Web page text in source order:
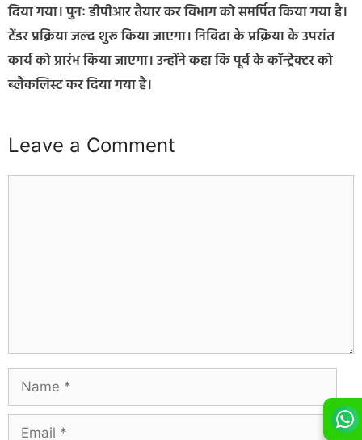
दिया गया। पुनः डीपीआर तैयार कर विभाग को समर्पित किया गया है।
टेंडर प्रक्रिया जल्द शुरू किया जाएगा। निविदा के प्रक्रिया के उपरांत
कार्य को प्रारंभ किया जाएगा। उन्होंने कहा कि पूर्व के कॉन्ट्रेक्टर को
ब्लैकलिस्ट कर दिया गया है।
Leave a Comment